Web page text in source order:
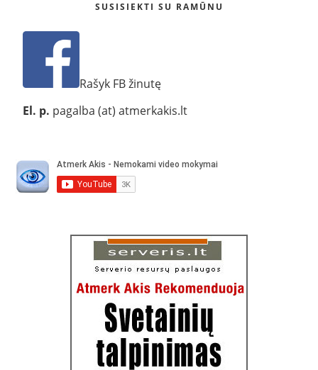
SUSISIEKTI SU RAMŪNU
Rašyk FB žinutę
El. p. pagalba (at) atmerkakis.lt